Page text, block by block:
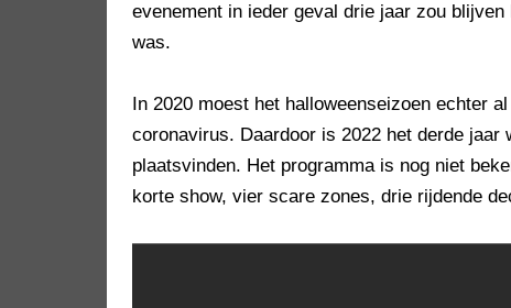
evenement in ieder geval drie jaar zou
was.
In 2020 moest het halloweenseizoen echter
coronavirus. Daardoor is 2022 het derde
plaatsvinden. Het programma is nog niet
korte show, vier scare zones, drie rijdende